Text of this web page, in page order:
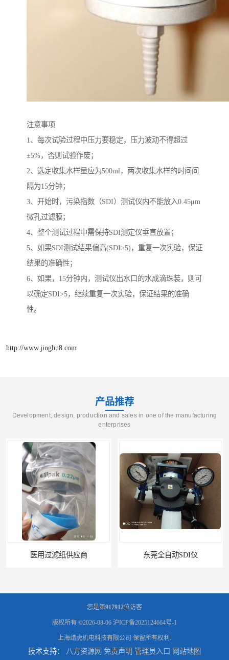
注意事项
1、每次试验过程中压力要稳定，压力波动不得超过
±5%，否则试验作废；
2、选定收集水样量应为500ml，两次收集水样的时间间
隔为15分钟；
3、开始时，污染指数（SDI）测试仪内不能放入0.45μm
微孔过滤膜；
4、整个测试过程中需保持SDI测定仪垂直放置；
5、如果SDI测试结果偏高(SDI>5)，重复一次实验，保证
结果的准确性；
6、如果，15分钟内，测试仪出水口的水成滴珠装，则可
以确定SDI>5，继续重复一次实验，保证结果的准确
性。
http://www.jinghu8.com
产品推荐
Development, design, production and sales in one of the manufacturing
enterprises
医用过滤纸供应商 东莞全自动SDI仪
您是第917912位访客
版权所有 ©2026-08-06 沪ICP备2025124664号-1
上海靖虎机电科技有限公司 保留所有权利.
技术支持： 八方资源网 免责声明 管理员入口 网站地图